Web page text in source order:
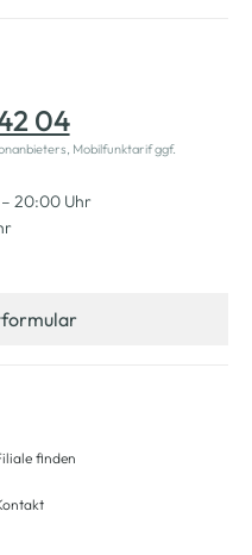
04
Mobilfunktarif ggf.
20:00 Uhr
finden